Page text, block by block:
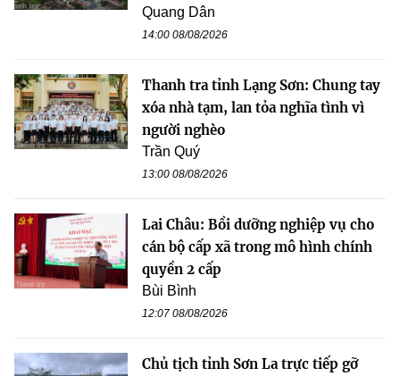
Quang Dân
14:00 08/08/2026
Thanh tra tỉnh Lạng Sơn: Chung tay
xóa nhà tạm, lan tỏa nghĩa tình vì
người nghèo
Trần Quý
13:00 08/08/2026
Lai Châu: Bồi dưỡng nghiệp vụ cho
cán bộ cấp xã trong mô hình chính
quyền 2 cấp
Bùi Bình
12:07 08/08/2026
Chủ tịch tỉnh Sơn La trực tiếp gỡ